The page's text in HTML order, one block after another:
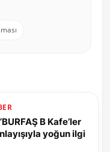
B Kafe’ler
yoğun ilgi